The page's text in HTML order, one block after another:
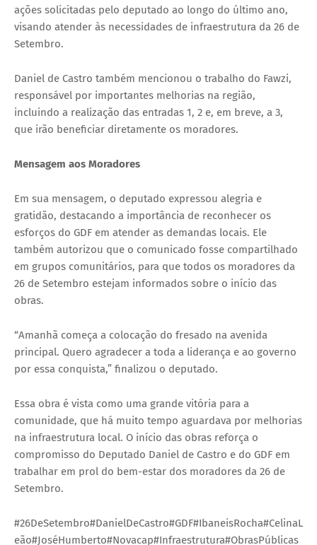
ações solicitadas pelo deputado ao longo do último ano,
visando atender às necessidades de infraestrutura da 26 de
Setembro.
Daniel de Castro também mencionou o trabalho do Fawzi,
responsável por importantes melhorias na região,
incluindo a realização das entradas 1, 2 e, em breve, a 3,
que irão beneficiar diretamente os moradores.
Mensagem aos Moradores
Em sua mensagem, o deputado expressou alegria e
gratidão, destacando a importância de reconhecer os
esforços do GDF em atender as demandas locais. Ele
também autorizou que o comunicado fosse compartilhado
em grupos comunitários, para que todos os moradores da
26 de Setembro estejam informados sobre o início das
obras.
“Amanhã começa a colocação do fresado na avenida
principal. Quero agradecer a toda a liderança e ao governo
por essa conquista,” finalizou o deputado.
Essa obra é vista como uma grande vitória para a
comunidade, que há muito tempo aguardava por melhorias
na infraestrutura local. O início das obras reforça o
compromisso do Deputado Daniel de Castro e do GDF em
trabalhar em prol do bem-estar dos moradores da 26 de
Setembro.
#26DeSetembro#DanielDeCastro#GDF#IbaneisRocha#CelinaL
eão#JoséHumberto#Novacap#Infraestrutura#ObrasPúblicas